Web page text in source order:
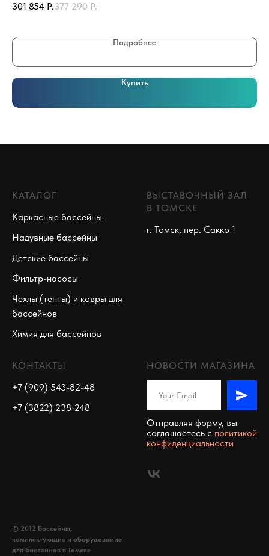
301 854 Р.377 290 Р.
Подробнее
Купить
КАТАЛОГ
Каркасные бассейны
Надувные бассейны
Детские бассейны
Фильтр-насосы
Чехлы (тенты) и ковры для
бассейнов
Химия для бассейнов
ВЫСТАВОЧНЫЙ ЗАЛ
В ТОМСКЕ
г. Томск, пер. Сакко 1
КОНТАКТЫ
+7 (909) 543-82-48
+7 (3822) 238-248
НОВОСТИ МАГАЗИНА
Отправляя форму, вы
соглашаетесь c политикой
конфиденциальности
© 2012 Бассейны,
комплектующие и оборудование
для бассейнов в Томске